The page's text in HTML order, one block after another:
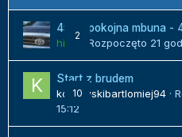
2
450l spokojna mbuna -
hilux · Rozpoczęto 21
10
Start z brudem
kozlowskibartlomiej94 ·
15:12